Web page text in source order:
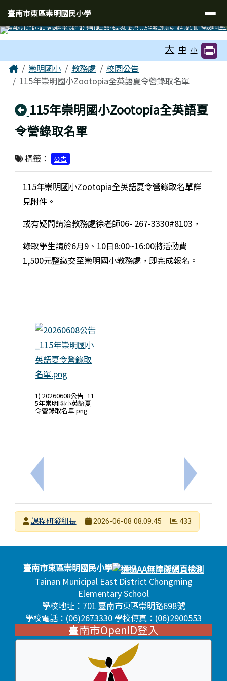
臺南市東區崇明國民小學
導覽列
臺南市東區崇明國民小學
大 中 小
主內容區域
Home崇明國小 教務處
校園公告
115年崇明國小Zootopia全英語夏令營錄取名單
回上頁
115年崇明國小Zootopia全英語夏
令營錄取名單
標籤： 公告
上一筆：2026年「【武營大圖鑑】旋律交響夜」
115年崇明國小Zootopia全英語夏令營錄取名單詳
見附件。
或有疑問請洽教務處徐老師06- 267-3330#8103，
錄取學生請於6月9、10日8:00~16:00將活動費
1,500元整繳交至崇明國小教務處，即完成報名。
1) 20260608公告_11
5年崇明國小英語夏
令營錄取名單.png
下一筆：
發布者
課程研發組長
2026-06-08 08:09:45 433
頁尾區域
頁尾區域內容
臺南市東區崇明國民小學
Tainan Municipal East District Chongming
Elementary School
學校地址：701 臺南市東區崇明路698號
學校電話：(06)2673330 學校傳真：(06)2900553
臺南市OpenID登入